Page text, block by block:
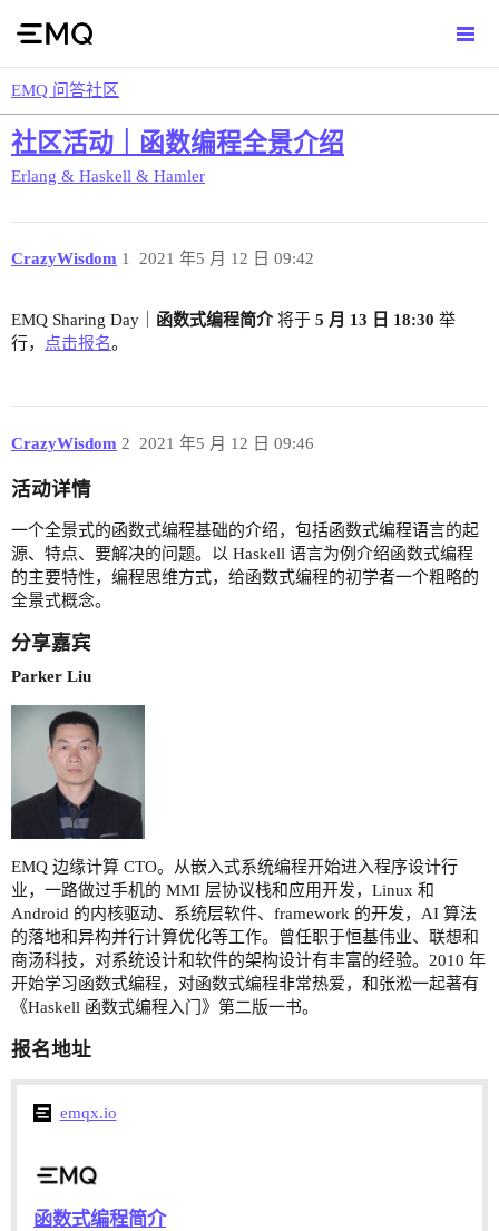
EMQ 问答社区
社区活动｜函数编程全景介绍
Erlang & Haskell & Hamler
CrazyWisdom 2021 年5 月 12 日 09:42
1
EMQ Sharing Day｜ 函数式编程简介将于 5 月 13 日 18:30 举
行，
点击报名。
CrazyWisdom 2021 年5 月 12 日 09:46
2
活动详情
一个全景式的函数式编程基础的介绍，包括函数式编程语言的起
源、特点、要解决的问题。以 Haskell 语言为例介绍函数式编程
的主要特性，编程思维方式，给函数式编程的初学者一个粗略的
全景式概念。
分享嘉宾
Parker Liu
EMQ 边缘计算 CTO。从嵌入式系统编程开始进入程序设计行
业，一路做过手机的 MMI 层协议栈和应用开发，Linux 和
Android 的内核驱动、系统层软件、framework 的开发，AI 算法
的落地和异构并行计算优化等工作。曾任职于恒基伟业、联想和
商汤科技，对系统设计和软件的架构设计有丰富的经验。2010 年
开始学习函数式编程，对函数式编程非常热爱，和张淞一起著有
《Haskell 函数式编程入门》第二版一书。
报名地址
emqx.io
函数式编程简介